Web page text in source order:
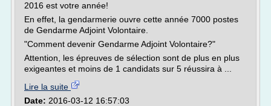
2016 est votre année!
En effet, la gendarmerie ouvre cette année 7000 postes
de Gendarme Adjoint Volontaire.
"Comment devenir Gendarme Adjoint Volontaire?"
Attention, les épreuves de sélection sont de plus en plus
exigeantes et moins de 1 candidats sur 5 réussira à ...
Lire la suite
Date: 2016-03-12 16:57:03